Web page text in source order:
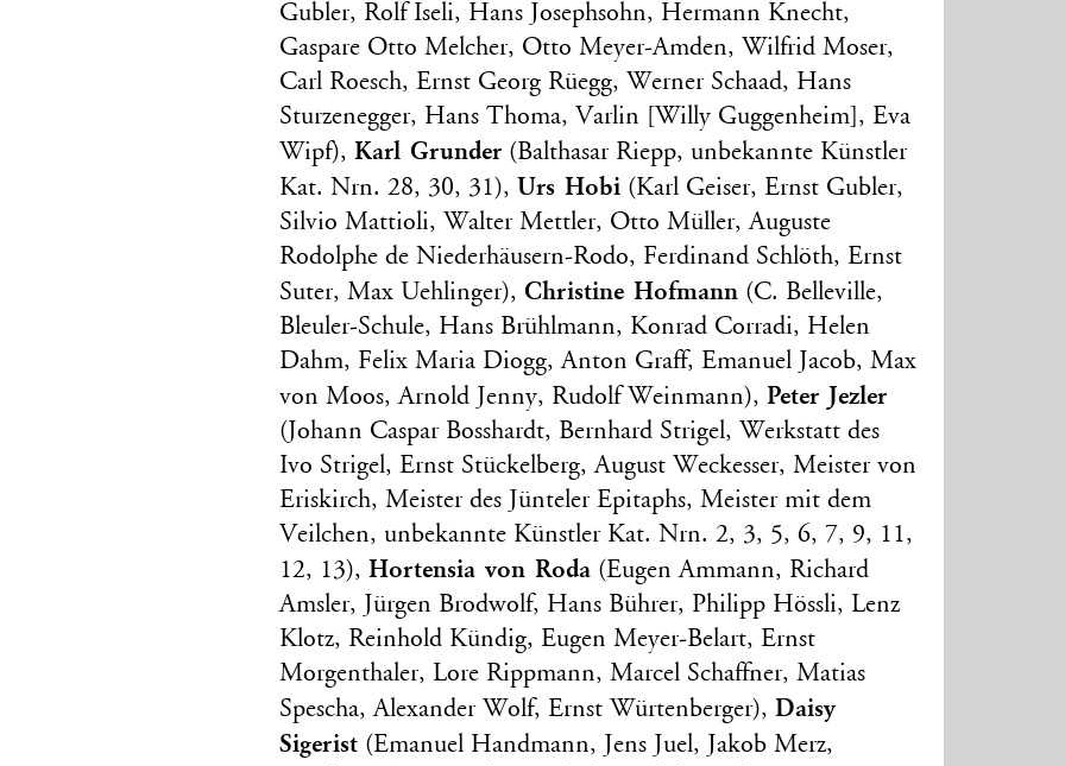
Gubler, Rolf Iseli, Hans Josephsohn, Hermann Knecht,
Gaspare Otto Melcher, Otto Meyer-Amden, Wilfrid Moser,
Carl Roesch, Ernst Georg Rüegg, Werner Schaad, Hans
Sturzenegger, Hans Thoma, Varlin [Willy Guggenheim], Eva
Wipf),Karl Grunder (Balthasar Riepp, unbekannte Künstler
Kat. Nrn. 28, 30, 31), Urs Hobi (Karl Geiser, Ernst Gubler,
Silvio Mattioli, Walter Mettler, Otto Müller, Auguste
Rodolphe de Niederhäusern-Rodo, Ferdinand Schlöth, Ernst
Suter, Max Uehlinger), Christine Hofmann (C. Belleville,
Bleuler-Schule, Hans Brühlmann, Konrad Corradi, Helen
Dahm, Felix Maria Diogg, Anton Graff, Emanuel Jacob, Max
von Moos, Arnold Jenny, Rudolf Weinmann),Peter Jezler
(Johann Caspar Bosshardt, Bernhard Strigel, Werkstatt des
Ivo Strigel, Ernst Stückelberg, August Weckesser, Meister von
Eriskirch, Meister des Jünteler Epitaphs, Meister mit dem
Veilchen, unbekannte Künstler Kat. Nrn. 2, 3, 5, 6, 7, 9, 11,
12, 13),Hortensia von Roda (Eugen Ammann, Richard
Amsler, Jürgen Brodwolf, Hans Bührer, Philipp Hössli, Lenz
Klotz, Reinhold Kündig, Eugen Meyer-Belart, Ernst
Morgenthaler, Lore Rippmann, Marcel Schaffner, Matias
Spescha, Alexander Wolf, Ernst Würtenberger),Daisy
Sigerist (Emanuel Handmann, Jens Juel, Jakob Merz,